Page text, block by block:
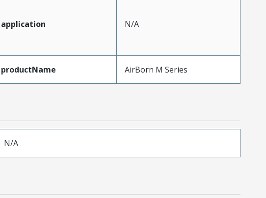
application N/A
productName AirBorn M Series
N/A